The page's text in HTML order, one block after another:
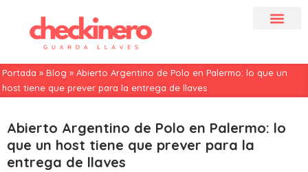
Portada » Blog » Abierto Argentino de Polo en Palermo: lo que un
host tiene que prever para la entrega de llaves
Abierto Argentino de Polo en Palermo: lo
que un host tiene que prever para la
entrega de llaves